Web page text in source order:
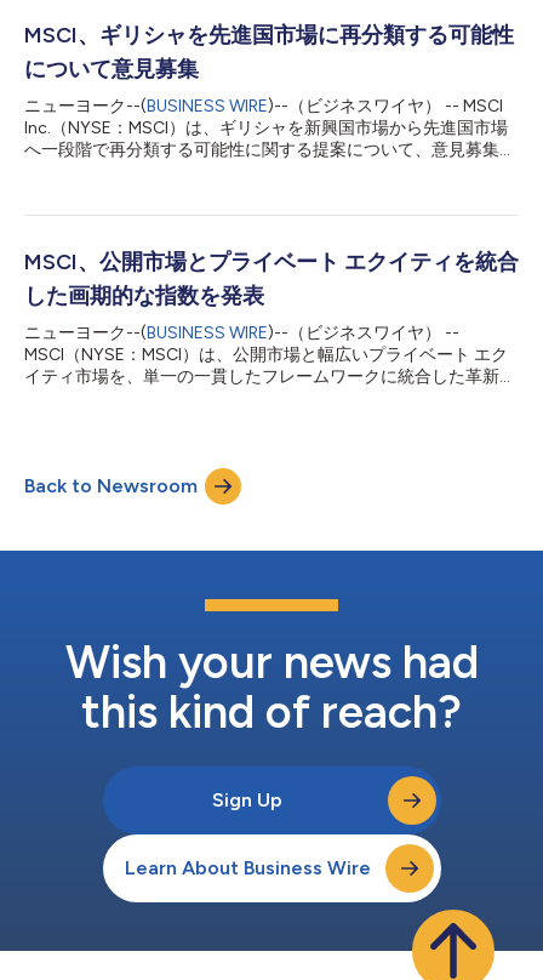
ために発表した措置を認識しつつ、十分信頼に足る進展が見られ
ない場合には、これらの市場に対する適切な処置について今後も
協議が行われる可能性があることに留意 バングラデシュにおけ
る下限価格（フロアプライス）の解除を認識する一方、フロアプ
ライスが再度導入された場合には、フロンティア市場からスタン
ドアロン市場への再分類に関する協議が行われる可能性があるこ
とに留意 国際機関投資家による韓国株式市場へのアクセシビリ
MSCI、ギリシャを先進国市場に再分類する可能性
について意見募集
ニューヨーク--(BUSINESS WIRE)--（ビジネスワイヤ） -- MSCI
Inc.（NYSE：MSCI）は、ギリシャを新興国市場から先進国市場
へ一段階で再分類する可能性に関する提案について、意見募集を
て、ギリシャ市場が欧州の先進国市場で一般的に見られる市場ア
びにギリシャが先進国市場における経済発展基準を満たしている
ことを認めました。しかし当時、ギリシャは「規模と流動性の持
続性要件」を満たしていませんでした。同要件は、上方再分類を
検討するため、直近8回の指数レビューの各回において、
Developed Market Standard Indexの基準を満たす企業数が最低5
社以上であることを求める持続性ルールです。 MSCIは、先進国
市場に分類される欧州各国を、指数の構築および維持の目的上、
MSCI、公開市場とプライベート エクイティを統合
した画期的な指数を発表
ニューヨーク--(BUSINESS WIRE)--（ビジネスワイヤ） --
MSCI（NYSE：MSCI）は、公開市場と幅広いプライベート エク
イティ市場を、単一の一貫したフレームワークに統合した革新的
家が株式エクスポージャー全体を評価し、ポートフォリオ全体の
パフォーマンスを測定する方法に大きな変化をもたらします。
プライベート市場の投資ポートフォリオへの統合が進むにつれ、
ンの中核を成すようになり、分散投資、長期的なリターンの可能
ポージャーに貢献しています。投資家ポートフォリオの構造変化
を反映し、この指数は公開市場とプライベート市場にわたるグロ
します。 先進国および新興国市場における上場株式の...
Back to Newsroom
Wish your news had
this kind of reach?
Sign Up
Learn About Business Wire